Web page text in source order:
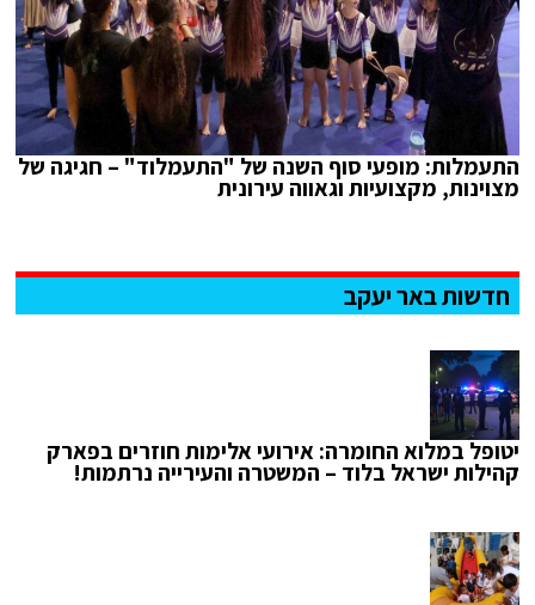
התעמלות: מופעי סוף השנה של "התעמלוד" – חגיגה של
מצוינות, מקצועיות וגאווה עירונית
חדשות באר יעקב
יטופל במלוא החומרה: אירועי אלימות חוזרים בפארק
קהילות ישראל בלוד – המשטרה והעירייה נרתמות!